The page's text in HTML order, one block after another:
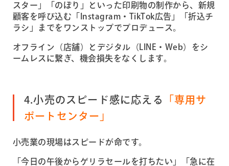
スター」「のぼり」といった印刷物の制作から、新規
顧客を呼び込む「Instagram・TikTok広告」「折込チ
ラシ」までをワンストップでプロデュース。
オフライン（店舗）とデジタル（LINE・Web）をシ
ームレスに繋ぎ、機会損失をなくします。
4.小売のスピード感に応える
「専用サ
ポートセンター」
小売業の現場はスピードが命です。
「今日の午後からゲリラセールを打ちたい」「急に在